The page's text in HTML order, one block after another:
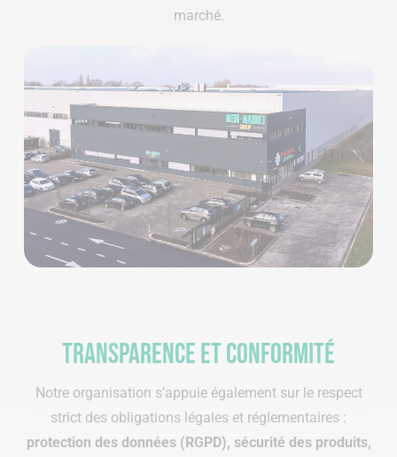
marché.
Transparence et conformité
Notre organisation s’appuie également sur le respect
strict des obligations légales et réglementaires :
protection des données (RGPD), sécurité des produits,